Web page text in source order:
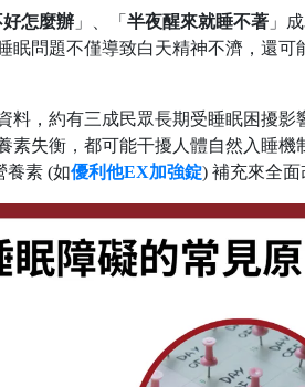
好怎麼辦 」、「 半夜醒來就睡不著 」
眠問題不僅導致白天精神不濟，還
料，約有三成民眾長期受睡眠困擾影
素失衡，都可能干擾人體自然入睡
養素 (如優利他EX加強錠) 補充來全面